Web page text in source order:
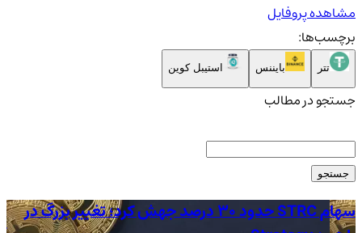
مشاهده پروفایل
برچسب‌ها:
تتر بایننس استیبل کوین
جستجو در مطالب
جستجو
سهام STRC حدود 30 درصد جهش کرد؛ تغییر بزرگ در